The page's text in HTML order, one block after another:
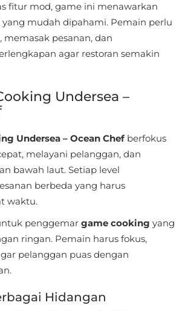
fitur mod, game ini menawarkan
mudah dipahami. Pemain perlu
pesanan, dan
agar restoran semakin
Undersea –
Undersea – Ocean Chef berfokus
melayani pelanggan, dan
bawah laut. Setiap level
berbeda yang harus
waktu.
penggemar game cooking yang
ringan. Pemain harus fokus,
pelanggan puas dengan
Hidangan